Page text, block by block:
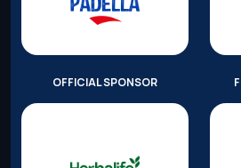
OFFICIAL SPONSOR